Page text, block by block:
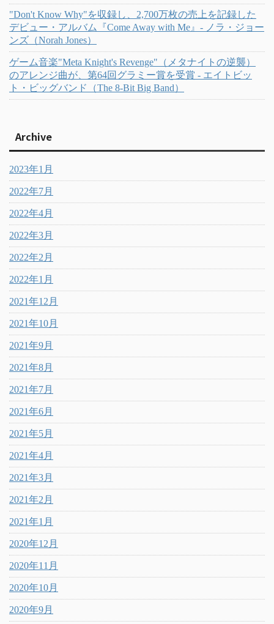
"Don't Know Why"を収録し、2,700万枚の売上を記録した
デビュー・アルバム『Come Away with Me』- ノラ・ジョー
ンズ（Norah Jones）
ゲーム音楽"Meta Knight's Revenge"（メタナイトの逆襲）
のアレンジ曲が、第64回グラミー賞を受賞 - エイトビッ
ト・ビッグバンド（The 8-Bit Big Band）
Archive
2023年1月
2022年7月
2022年4月
2022年3月
2022年2月
2022年1月
2021年12月
2021年10月
2021年9月
2021年8月
2021年7月
2021年6月
2021年5月
2021年4月
2021年3月
2021年2月
2021年1月
2020年12月
2020年11月
2020年10月
2020年9月